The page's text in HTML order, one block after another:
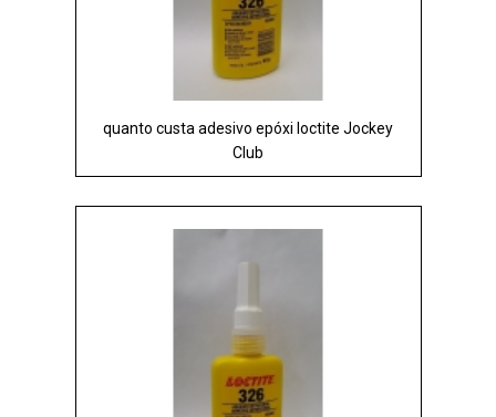
quanto custa adesivo epóxi loctite Jockey
Club